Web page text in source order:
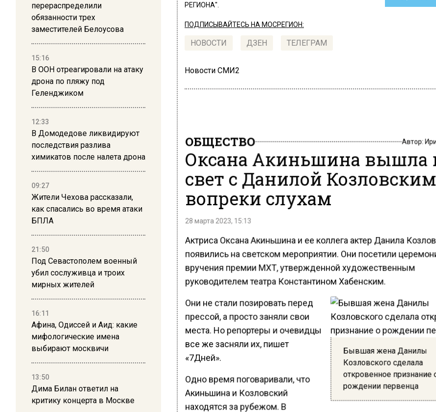
перераспределили
обязанности трех
заместителей Белоусова
15:16
В ООН отреагировали на атаку
дрона по пляжу под
Геленджиком
12:33
В Домодедове ликвидируют
последствия разлива
химикатов после налета дрона
09:27
Жители Чехова рассказали,
как спасались во время атаки
БПЛА
21:50
Под Севастополем военный
убил сослуживца и троих
мирных жителей
16:11
Афина, Одиссей и Аид: какие
мифологические имена
выбирают москвичи
13:50
Дима Билан ответил на
критику концерта в Москве
РЕГИОНА".
ПОДПИСЫВАЙТЕСЬ НА МОСРЕГИОН:
НОВОСТИ ДЗЕН ТЕЛЕГРАМ
Новости СМИ2
ОБЩЕСТВО Автор:
Оксана Акиньшина вышла
свет с Данилой Козловским
вопреки слухам
28 марта 2023, 15:13
Актриса Оксана Акиньшина и ее коллега актер Данила
появились на светском мероприятии. Они посетили
вручения премии МХТ, утвержденной художественным
руководителем театра Константином Хабенским.
Бывшая жена Данилы
Козловского сделала
откровенное признание
рождении первенца
Они не стали позировать перед
прессой, а просто заняли свои
места. Но репортеры и очевидцы
все же засняли их, пишет
«7Дней».
Одно время поговаривали, что
Акиньшина и Козловский
находятся за рубежом. В